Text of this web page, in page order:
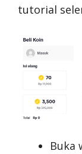
tutorial
Buka